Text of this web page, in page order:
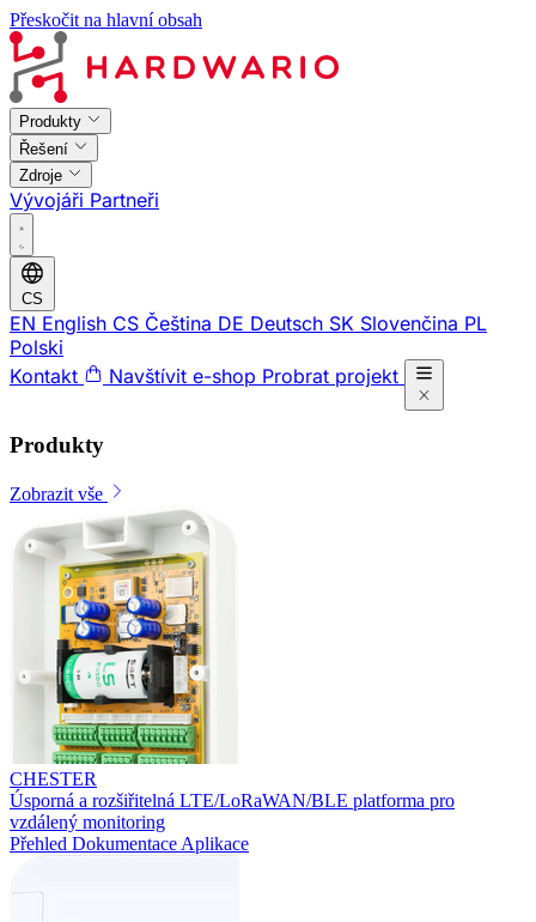
Přeskočit na hlavní obsah
Produkty
Řešení
Zdroje
Vývojáři Partneři
CS
EN English CS Čeština DE Deutsch SK Slovenčina PL
Polski
Kontakt
Navštívit e-shop Probrat projekt
Produkty
Zobrazit vše
CHESTER
Úsporná a rozšiřitelná LTE/LoRaWAN/BLE platforma pro
vzdálený monitoring
Přehled Dokumentace Aplikace